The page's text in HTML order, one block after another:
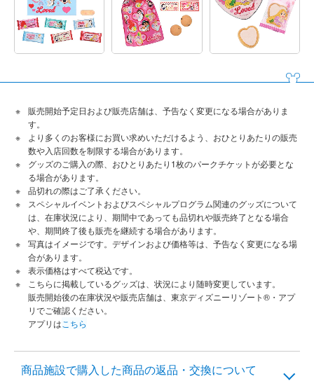
販売開始予定日および販売店舗は、予告なく変更になる場合がありま
す。
より多くのお客様にお買い求めいただけるよう、おひとりあたりの販売
数や入店回数を制限する場合があります。
グッズのご購入の際、おひとりあたり1枚のパークチケットが必要とな
る場合があります。
品切れの際はご了承ください。
スペシャルイベントおよびスペシャルプログラム関連のグッズについて
は、在庫状況により、期間中であっても品切れや販売終了となる場合
や、期間終了後も販売を継続する場合があります。
写真はイメージです。デザインおよび価格等は、予告なく変更になる場
合があります。
表示価格はすべて税込です。
こちらに掲載しているグッズは、状況により随時変更しています。
販売開始後の在庫状況や販売店舗は、東京ディズニーリゾート®・アプ
リでご確認ください。
アプリは こちら
商品施設で購入した商品の返品・交換について